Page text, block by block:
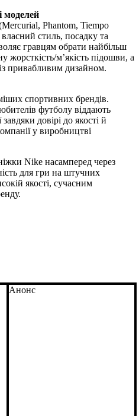
моделей
Phantom, Tiempo
стиль, посадку та
гравцям обрати найбільш
жорсткість/м’якість підошви, а
привабливим дизайном.
спортивних брендів.
футболу віддають
довірі до якості й
у виробництві
Nike насамперед через
для гри на штучних
якості, сучасним
Анонс